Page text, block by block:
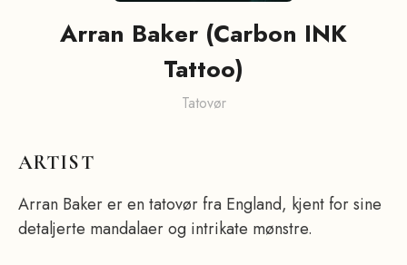
Arran Baker (Carbon INK
Tattoo)
Tatovør
ARTIST
Arran Baker er en tatovør fra England, kjent for sine
detaljerte mandalaer og intrikate mønstre.